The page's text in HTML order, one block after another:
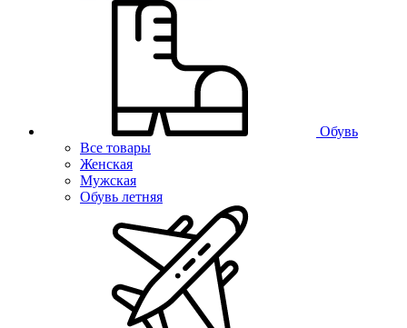
Обувь
Все товары
Женская
Мужская
Обувь летняя